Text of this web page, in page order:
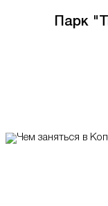
Парк